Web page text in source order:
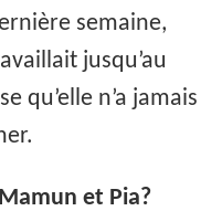
semaine,
jusqu’au
qu’elle n’a jamais
et Pia?